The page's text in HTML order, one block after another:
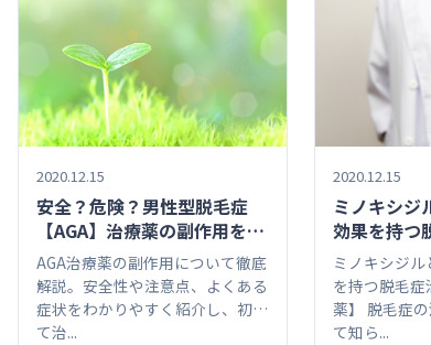
2020.12.15
安全？危険？男性型脱毛症
【AGA】治療薬の副作用を知
ろう！
AGA治療薬の副作用について徹底
解説。安全性や注意点、よくある
症状をわかりやすく紹介し、初め
て治...
2020.12.15
ミノキシジ
効果を持つ
【AGA治療
ミノキシジ
を持つ脱毛症
薬】 脱毛症
て知ら...